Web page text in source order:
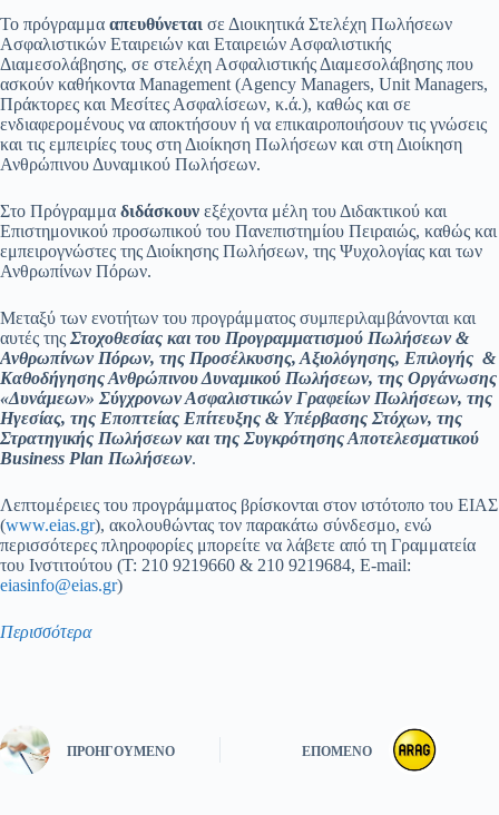
Το πρόγραμμα απευθύνεται σε Διοικητικά Στελέχη Πωλήσεων
Ασφαλιστικών Εταιρειών και Εταιρειών Ασφαλιστικής
Διαμεσολάβησης, σε στελέχη Ασφαλιστικής Διαμεσολάβησης που
ασκούν καθήκοντα Management (Agency Managers, Unit Managers,
Πράκτορες και Μεσίτες Ασφαλίσεων, κ.ά.), καθώς και σε
ενδιαφερομένους να αποκτήσουν ή να επικαιροποιήσουν τις γνώσεις
και τις εμπειρίες τους στη Διοίκηση Πωλήσεων και στη Διοίκηση
Ανθρώπινου Δυναμικού Πωλήσεων.
Στο Πρόγραμμα διδάσκουν εξέχοντα μέλη του Διδακτικού και
Επιστημονικού προσωπικού του Πανεπιστημίου Πειραιώς, καθώς και
εμπειρογνώστες της Διοίκησης Πωλήσεων, της Ψυχολογίας και των
Ανθρωπίνων Πόρων.
Μεταξύ των ενοτήτων του προγράμματος συμπεριλαμβάνονται και
αυτές της Στοχοθεσίας και του Προγραμματισμού Πωλήσεων &
Ανθρωπίνων Πόρων, της Προσέλκυσης, Αξιολόγησης, Επιλογής &
Καθοδήγησης Ανθρώπινου Δυναμικού Πωλήσεων, της Οργάνωσης
«Δυνάμεων» Σύγχρονων Ασφαλιστικών Γραφείων Πωλήσεων, της
Ηγεσίας, της Εποπτείας Επίτευξης & Υπέρβασης Στόχων, της
Στρατηγικής Πωλήσεων και της Συγκρότησης Αποτελεσματικού
Business Plan Πωλήσεων.
Λεπτομέρειες του προγράμματος βρίσκονται στον ιστότοπο του ΕΙΑΣ
(www.eias.gr), ακολουθώντας τον παρακάτω σύνδεσμο, ενώ
περισσότερες πληροφορίες μπορείτε να λάβετε από τη Γραμματεία
του Ινστιτούτου (T: 210 9219660 & 210 9219684, Ε-mail:
eiasinfo@eias.gr)
Περισσότερα
ΠΡΟΗΓΟΎΜΕΝΟ ΕΠΌΜΕΝΟ